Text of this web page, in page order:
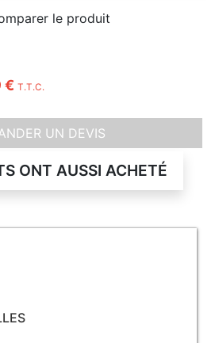
le produit
€ T.T.C.
UN DEVIS
ONT AUSSI ACHETÉ